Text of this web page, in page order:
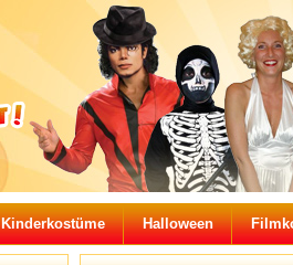
Kinderkostüme Halloween